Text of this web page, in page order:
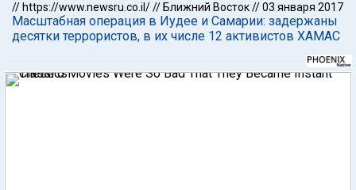
// https://www.newsru.co.il/// Ближний Восток//03 января 2017
Масштабная операция в Иудее и Самарии: задержаны
десятки террористов, в их числе 12 активистов ХАМАС